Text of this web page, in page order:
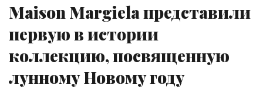
Maison Margiela представили
первую в истории
коллекцию, посвященную
лунному Новому году